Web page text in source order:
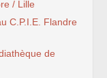
/ Lille
C.P.I.E. Flandre
de